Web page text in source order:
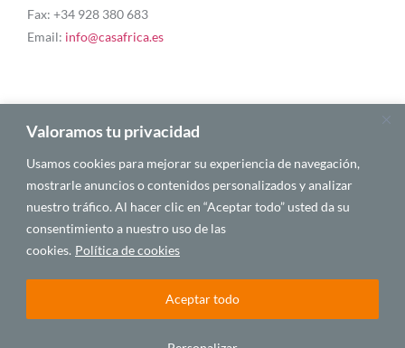
Valoramos tu privacidad
Usamos cookies para mejorar su experiencia de navegación,
mostrarle anuncios o contenidos personalizados y analizar
nuestro tráfico. Al hacer clic en “Aceptar todo” usted da su
consentimiento a nuestro uso de las
cookies. Política de cookies
Aceptar todo
Fax: +34 928 380 683
Email: info@casafrica.es
Blog
Quiénes somos
Autores
Español